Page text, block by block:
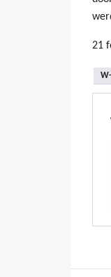
21